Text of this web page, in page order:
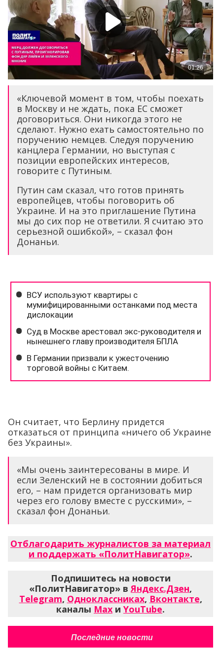
«Ключевой момент в том, чтобы поехать
в Москву и не ждать, пока ЕС сможет
договориться. Они никогда этого не
сделают. Нужно ехать самостоятельно по
поручению немцев. Следуя поручению
канцлера Германии, но выступая с
позиции европейских интересов,
говорите с Путиным.
Путин сам сказал, что готов принять
европейцев, чтобы поговорить об
Украине. И на это приглашение Путина
мы до сих пор не ответили. Я считаю это
серьезной ошибкой», – сказал фон
Донаньи.
Он считает, что Берлину придется
отказаться от принципа «ничего об Украине
без Украины».
«Мы очень заинтересованы в мире. И
если Зеленский не в состоянии добиться
его, – нам придется организовать мир
через его голову вместе с русскими», –
сказал фон Донаньи.
Отблагодарить журналистов за материал
и поддержать «ПолитНавигатор».
Подпишитесь на новости
«ПолитНавигатор» вЯндекс.Дзен,
Telegram, Одноклассниках, Вконтакте,
каналы Max и YouTube.
Последние новости